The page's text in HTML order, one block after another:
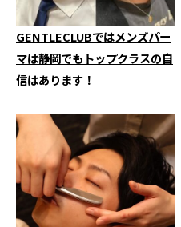
GENTLECLUBではメンズパー
マは静岡でもトップクラスの自
信はあります！